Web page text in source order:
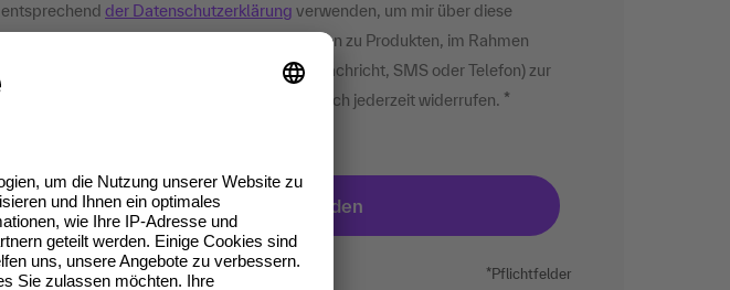
entsprechend der Datenschutzerklärung verwenden, um mir über diese
konkrete Anfrage hinausgehende Informationen zu Produkten, im Rahmen
personalisierter Werbung (per E-Mail, Direktnachricht, SMS oder Telefon) zur
Verfügung zu stellen. Diese Einwilligung kann ich jederzeit widerrufen.
*Pflichtfelder